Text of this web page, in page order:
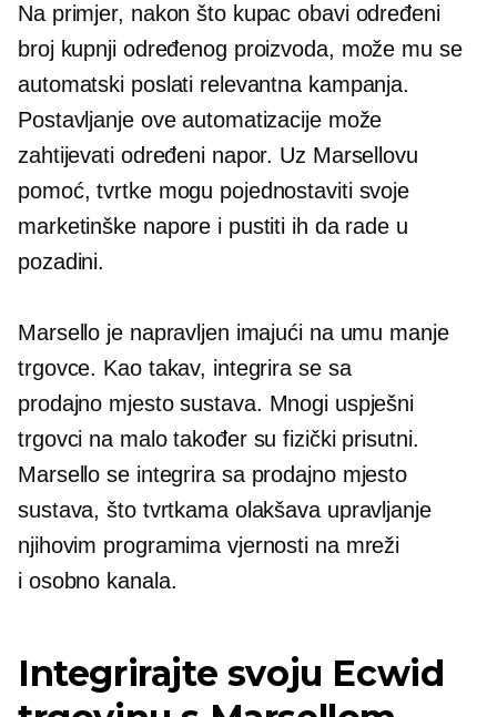
Na primjer, nakon što kupac obavi određeni
broj kupnji određenog proizvoda, može mu se
automatski poslati relevantna kampanja.
Postavljanje ove automatizacije može
zahtijevati određeni napor. Uz Marsellovu
pomoć, tvrtke mogu pojednostaviti svoje
marketinške napore i pustiti ih da rade u
pozadini.
Marsello je napravljen imajući na umu manje
trgovce. Kao takav, integrira se sa
prodajno mjestosustava. Mnogi uspješni
trgovci na malo također su fizički prisutni.
Marsello se integrira sa prodajno mjesto
sustava, što tvrtkama olakšava upravljanje
njihovim programima vjernosti na mreži
i osobno kanala.
Integrirajte svoju Ecwid